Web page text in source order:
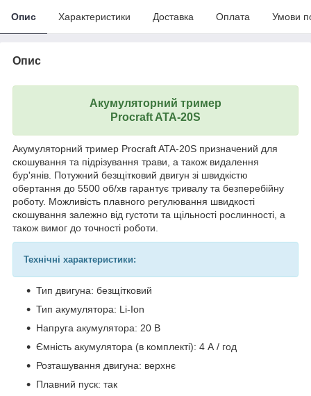
Опис Характеристики Доставка Оплата Умови
Опис
Акумуляторний тример
Procraft ATA-20S
Акумуляторний тример Procraft ATA-20S призначений для
скошування та підрізування трави, а також видалення
бур'янів. Потужний безщітковий двигун зі швидкістю
обертання до 5500 об/хв гарантує тривалу та безперебійну
роботу. Можливість плавного регулювання швидкості
скошування залежно від густоти та щільності рослинності, а
також вимог до точності роботи.
Технічні характеристики:
Тип двигуна: безщітковий
Тип акумулятора: Li-Ion
Напруга акумулятора: 20 В
Ємність акумулятора (в комплекті): 4 А / год
Розташування двигуна: верхнє
Плавний пуск: так